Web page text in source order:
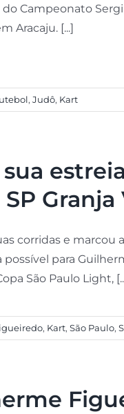
Campeonato
Aracaju. [...]
, Judô, Kart
Granja
corridas e marcou
para
São Paulo Light,
, Kart, São Paulo,